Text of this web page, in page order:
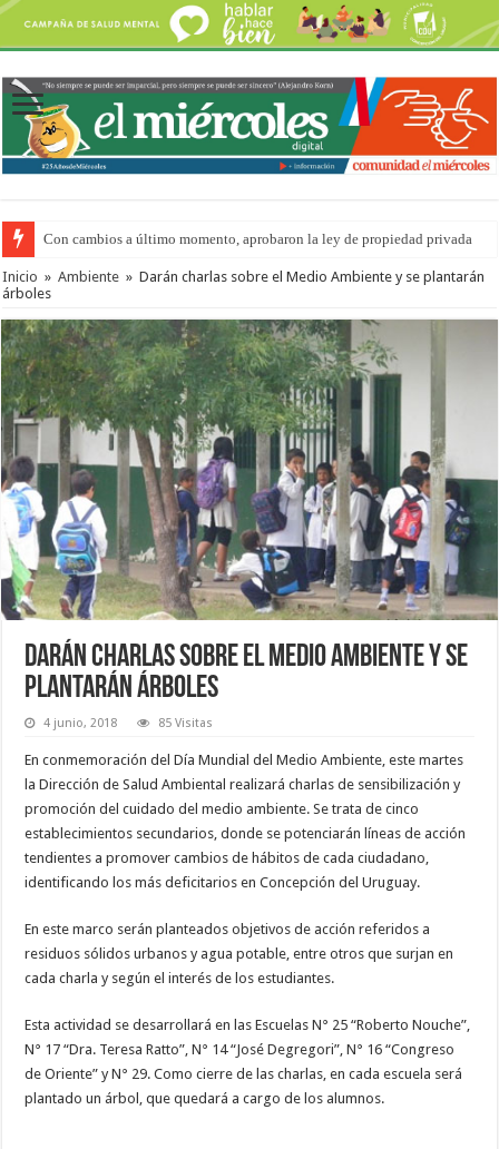
Con cambios a último momento, aprobaron la ley de propiedad privada
Inicio » Ambiente » Darán charlas sobre el Medio Ambiente y se plantarán
árboles
Darán charlas sobre el Medio Ambiente y se
plantarán árboles
4 junio, 2018 85 Visitas
En conmemoración del Día Mundial del Medio Ambiente, este martes
la Dirección de Salud Ambiental realizará charlas de sensibilización y
promoción del cuidado del medio ambiente. Se trata de cinco
establecimientos secundarios, donde se potenciarán líneas de acción
tendientes a promover cambios de hábitos de cada ciudadano,
identificando los más deficitarios en Concepción del Uruguay.
En este marco serán planteados objetivos de acción referidos a
residuos sólidos urbanos y agua potable, entre otros que surjan en
cada charla y según el interés de los estudiantes.
Esta actividad se desarrollará en las Escuelas N° 25 “Roberto Nouche”,
N° 17 “Dra. Teresa Ratto”, N° 14 “José Degregori”, N° 16 “Congreso
de Oriente” y N° 29. Como cierre de las charlas, en cada escuela será
plantado un árbol, que quedará a cargo de los alumnos.